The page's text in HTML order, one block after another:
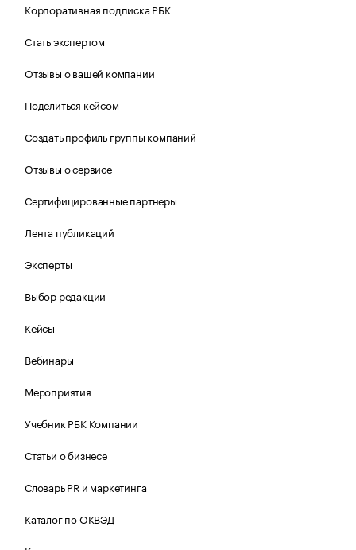
Корпоративная подписка РБК
Стать экспертом
Отзывы о вашей компании
Поделиться кейсом
Создать профиль группы компаний
Отзывы о сервисе
Сертифицированные партнеры
Лента публикаций
Эксперты
Выбор редакции
Кейсы
Вебинары
Мероприятия
Учебник РБК Компании
Статьи о бизнесе
Словарь PR и маркетинга
Каталог по ОКВЭД